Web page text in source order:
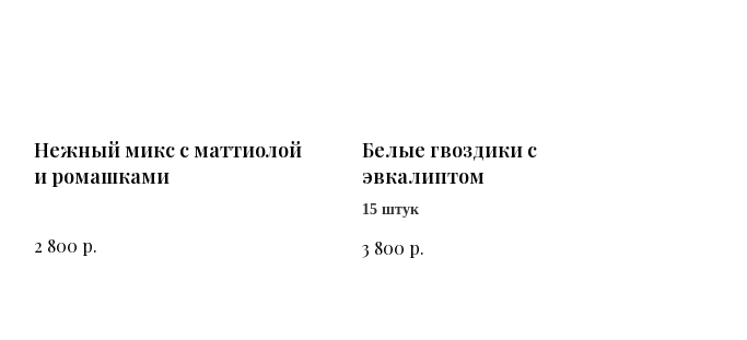
Нежный микс с маттиолой
и ромашками
2 800 р.
Белые гвоздики с
эвкалиптом
15 штук
3 800 р.